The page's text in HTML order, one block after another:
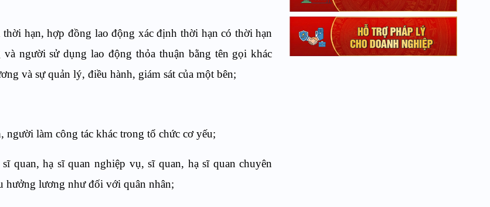
hạn, hợp đồng lao động xác định thời hạn có thời hạn
người sử dụng lao động thỏa thuận bằng tên gọi khác
và sự quản lý, điều hành, giám sát của một bên;
làm công tác khác trong tổ chức cơ yếu;
quan, hạ sĩ quan nghiệp vụ, sĩ quan, hạ sĩ quan chuyên
hưởng lương như đối với quân nhân;